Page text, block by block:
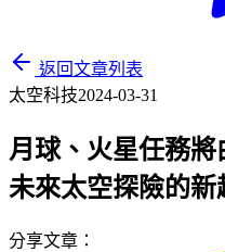
返回文章列表
太空科技2024-03-31
月球、火星任務
未來太空探險的新
分享文章：